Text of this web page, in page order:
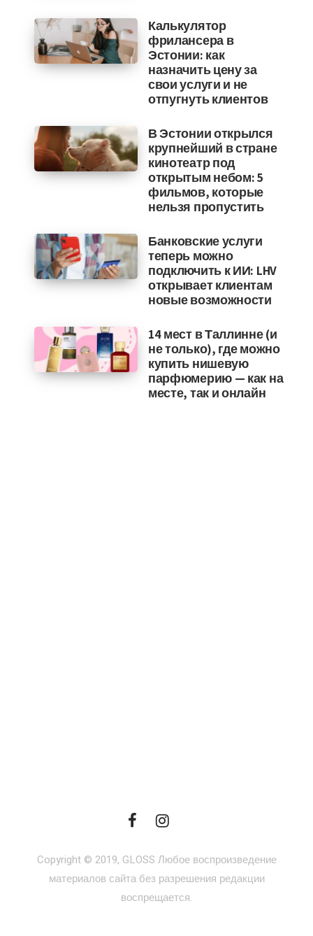
Калькулятор
фрилансера в
Эстонии: как
назначить цену за
свои услуги и не
отпугнуть клиентов
В Эстонии открылся
крупнейший в стране
кинотеатр под
открытым небом: 5
фильмов, которые
нельзя пропустить
Банковские услуги
теперь можно
подключить к ИИ: LHV
открывает клиентам
новые возможности
14 мест в Таллинне (и
не только), где можно
купить нишевую
парфюмерию — как на
месте, так и онлайн
Copyright © 2019, GLOSS Любое воспроизведение
материалов сайта без разрешения редакции
воспрещается.